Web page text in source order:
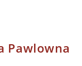
Pawlowna